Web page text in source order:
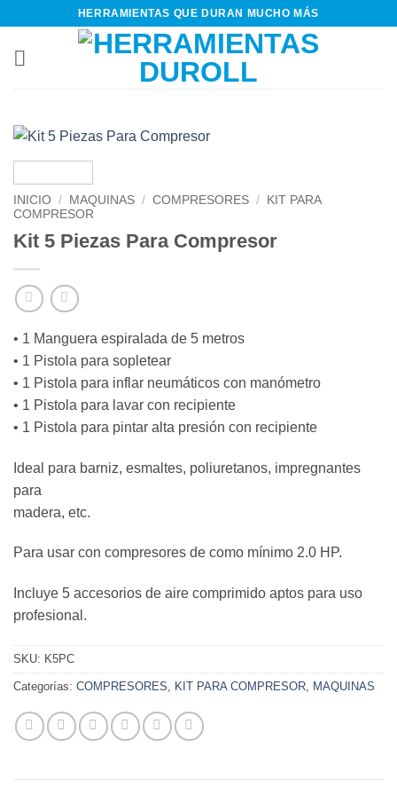
contenido
HERRAMIENTAS QUE DURAN MUCHO MÁS
INICIO / MAQUINAS / COMPRESORES /
KIT PARA
COMPRESOR
Kit 5 Piezas Para Compresor
• 1 Manguera espiralada de 5 metros
• 1 Pistola para sopletear
• 1 Pistola para inflar neumáticos con manómetro
• 1 Pistola para lavar con recipiente
• 1 Pistola para pintar alta presión con recipiente
Ideal para barniz, esmaltes, poliuretanos, impregnantes
para
madera, etc.
Para usar con compresores de como mínimo 2.0 HP.
Incluye 5 accesorios de aire comprimido aptos para uso
profesional.
SKU: K5PC
Categorías: COMPRESORES KIT PARA COMPRESOR MAQUINAS